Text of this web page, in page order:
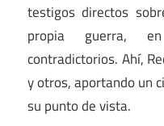
testigos directos
propia guerra,
contradictorios. Ahí,
y otros, aportando un
su punto de vista.